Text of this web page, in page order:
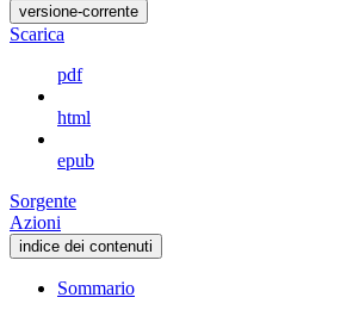
versione-corrente
Scarica
pdf
html
epub
Sorgente
Azioni
indice dei contenuti
Sommario